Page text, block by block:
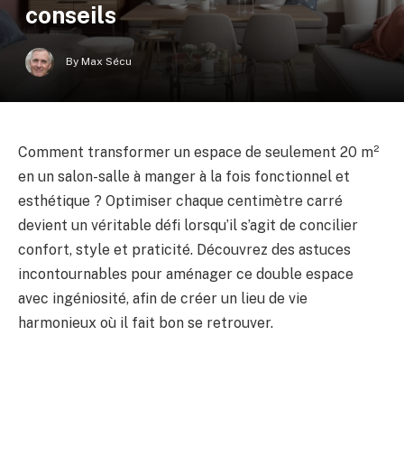
conseils
By Max Sécu
Comment transformer un espace de seulement 20 m²
en un salon-salle à manger à la fois fonctionnel et
esthétique ? Optimiser chaque centimètre carré
devient un véritable défi lorsqu’il s’agit de concilier
confort, style et praticité. Découvrez des astuces
incontournables pour aménager ce double espace
avec ingéniosité, afin de créer un lieu de vie
harmonieux où il fait bon se retrouver.